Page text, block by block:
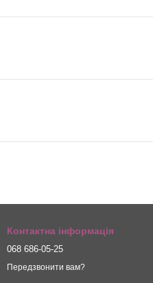
Контактна інформація
068 686-05-25
Передзвонити вам?